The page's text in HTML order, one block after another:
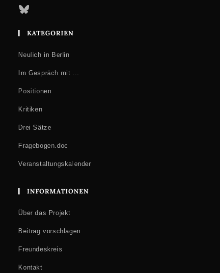
Bluesky
KATEGORIEN
Neulich in Berlin
Im Gespräch mit …
Positionen
Kritiken
Drei Sätze
Fragebogen.doc
Veranstaltungskalender
INFORMATIONEN
Über das Projekt
Beitrag vorschlagen
Freundeskreis
Kontakt